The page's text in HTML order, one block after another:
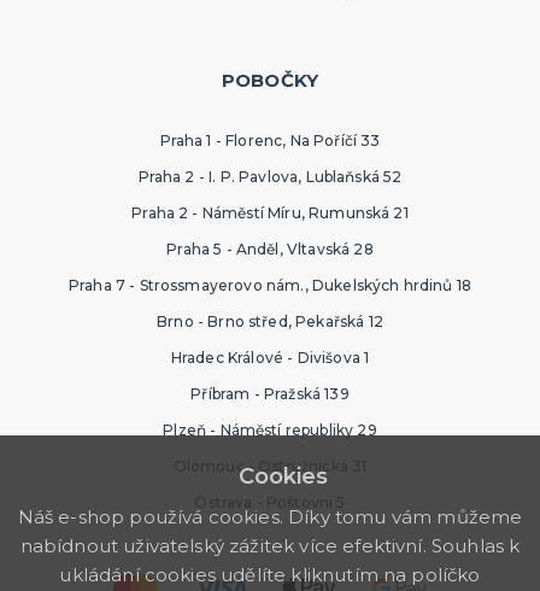
POBOČKY
Praha 1 - Florenc, Na Poříčí 33
Praha 2 - I. P. Pavlova, Lublaňská 52
Praha 2 - Náměstí Míru, Rumunská 21
Praha 5 - Anděl, Vltavská 28
Praha 7 - Strossmayerovo nám., Dukelských hrdinů 18
Brno - Brno střed, Pekařská 12
Hradec Králové - Divišova 1
Příbram - Pražská 139
Plzeň - Náměstí republiky 29
Olomouc - Ostružnická 31
Ostrava - Poštovní 5
Cookies
Náš e-shop používá cookies. Díky tomu vám můžeme
nabídnout uživatelský zážitek více efektivní. Souhlas k
ukládání cookies udělíte kliknutím na políčko